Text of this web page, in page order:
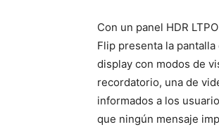
Con un panel HDR
Flip presenta la
display con modos de
recordatorio, una de
informados a los
que ningún mensaje